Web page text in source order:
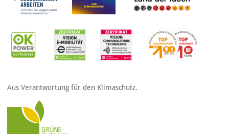
Aus Verantwortung für den Klimaschutz.